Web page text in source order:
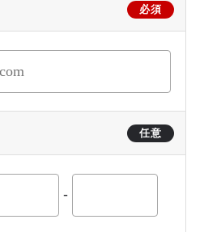
必須
任意
-